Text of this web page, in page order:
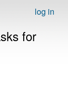
log in
for